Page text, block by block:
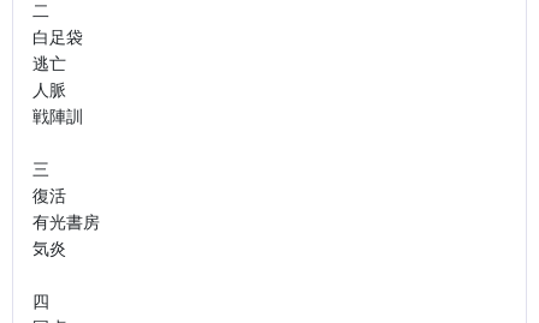
二
白足袋
逃亡
人脈
戦陣訓
三
復活
有光書房
気炎
四